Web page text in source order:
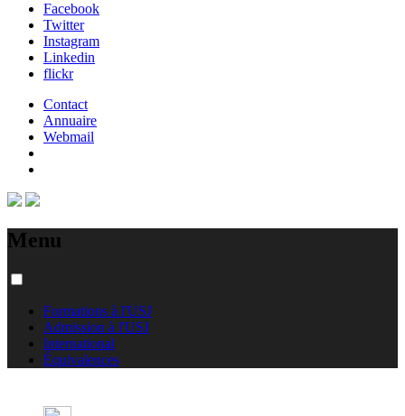
Facebook
Twitter
Instagram
Linkedin
flickr
Contact
Annuaire
Webmail
Menu
Formations à l'USJ
Admission à l'USJ
International
Équivalences